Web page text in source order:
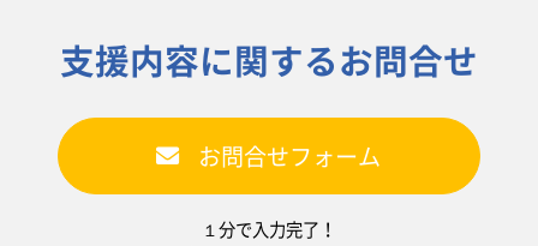
支援内容に関するお問合せ
お問合せフォーム
１分で入力完了！